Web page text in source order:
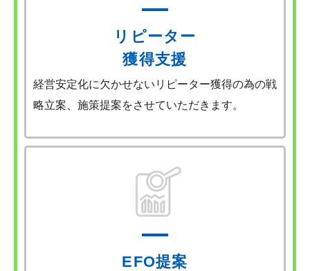
リピーター
獲得支援
経営安定化に欠かせないリピーター獲得の為の戦
略立案、施策提案をさせていただきます。
EFO提案